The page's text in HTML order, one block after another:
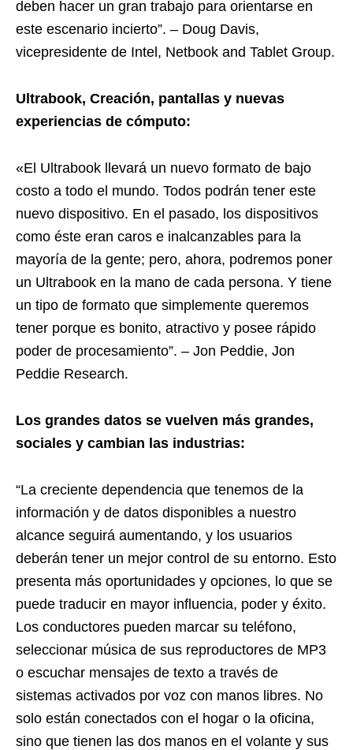
deben hacer un gran trabajo para orientarse en
este escenario incierto”. – Doug Davis,
vicepresidente de Intel, Netbook and Tablet Group.
Ultrabook, Creación, pantallas y nuevas
experiencias de cómputo:
«El Ultrabook llevará un nuevo formato de bajo
costo a todo el mundo. Todos podrán tener este
nuevo dispositivo. En el pasado, los dispositivos
como éste eran caros e inalcanzables para la
mayoría de la gente; pero, ahora, podremos poner
un Ultrabook en la mano de cada persona. Y tiene
un tipo de formato que simplemente queremos
tener porque es bonito, atractivo y posee rápido
poder de procesamiento”. – Jon Peddie, Jon
Peddie Research.
Los grandes datos se vuelven más grandes,
sociales y cambian las industrias:
“La creciente dependencia que tenemos de la
información y de datos disponibles a nuestro
alcance seguirá aumentando, y los usuarios
deberán tener un mejor control de su entorno. Esto
presenta más oportunidades y opciones, lo que se
puede traducir en mayor influencia, poder y éxito.
Los conductores pueden marcar su teléfono,
seleccionar música de sus reproductores de MP3
o escuchar mensajes de texto a través de
sistemas activados por voz con manos libres. No
solo están conectados con el hogar o la oficina,
sino que tienen las dos manos en el volante y sus